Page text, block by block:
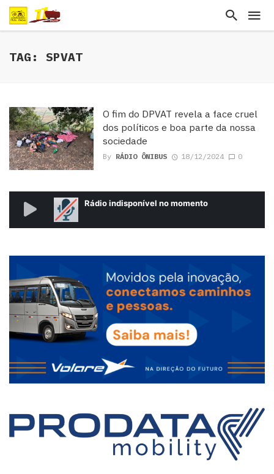
TAG: SPVAT
O fim do DPVAT revela a face cruel
dos políticos e boa parte da nossa
sociedade
By RÁDIO ÔNIBUS 18/12/2024 0